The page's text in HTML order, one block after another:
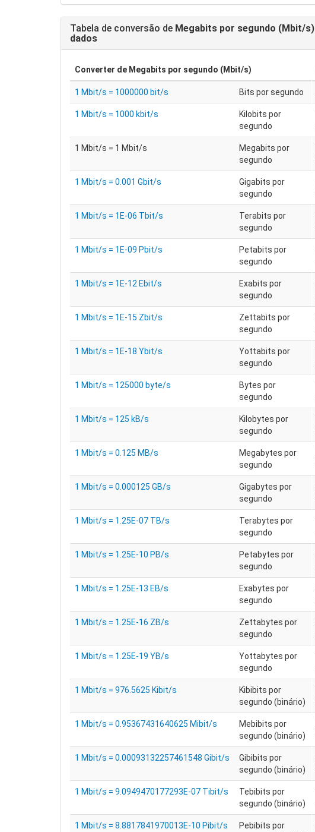
Tabela de conversão de Megabits por segundo (Mbit/s)
dados
Converter de Megabits por segundo (Mbit/s)
1 Mbit/s = 1000000 bit/s Bits por segundo
1 Mbit/s = 1000 kbit/s
Kilobits por
segundo
1 Mbit/s = 1 Mbit/s
Megabits por
segundo
1 Mbit/s = 0.001 Gbit/s
Gigabits por
segundo
1 Mbit/s = 1E-06 Tbit/s
Terabits por
segundo
1 Mbit/s = 1E-09 Pbit/s
Petabits por
segundo
1 Mbit/s = 1E-12 Ebit/s
Exabits por
segundo
1 Mbit/s = 1E-15 Zbit/s
Zettabits por
segundo
1 Mbit/s = 1E-18 Ybit/s
Yottabits por
segundo
1 Mbit/s = 125000 byte/s
Bytes por
segundo
1 Mbit/s = 125 kB/s
Kilobytes por
segundo
1 Mbit/s = 0.125 MB/s
Megabytes por
segundo
1 Mbit/s = 0.000125 GB/s
Gigabytes por
segundo
1 Mbit/s = 1.25E-07 TB/s
Terabytes por
segundo
1 Mbit/s = 1.25E-10 PB/s
Petabytes por
segundo
1 Mbit/s = 1.25E-13 EB/s
Exabytes por
segundo
1 Mbit/s = 1.25E-16 ZB/s
Zettabytes por
segundo
1 Mbit/s = 1.25E-19 YB/s
Yottabytes por
segundo
1 Mbit/s = 976.5625 Kibit/s
Kibibits por
segundo (binário)
1 Mbit/s = 0.95367431640625 Mibit/s
Mebibits por
segundo (binário)
1 Mbit/s = 0.00093132257461548 Gibit/s
Gibibits por
segundo (binário)
1 Mbit/s = 9.0949470177293E-07 Tibit/s
Tebibits por
segundo (binário)
1 Mbit/s = 8.8817841970013E-10 Pibit/s
Pebibits por